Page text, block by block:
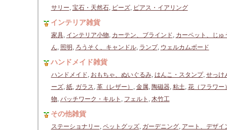
サリー, 宝石・天然石, ビーズ, ピアス・イアリング
インテリア雑貨
家具, インテリア小物, カーテン、ブラインド, カーペット、じゅ
ん, 照明 , ろうそく、キャンドル, ランプ, ウェルカムボード
ハンドメイド雑貨
ハンドメイド, おもちゃ、ぬいぐるみ, はんこ・スタンプ, せっけ
ーズ, 紙, ガラス, 革（レザー） , 金属, 陶磁器, 粘土, 花（フラワー
物, パッチワーク・キルト , フェルト , 木竹工
その他雑貨
ステーショナリー, ペットグッズ, ガーデニング, アート、デザイ